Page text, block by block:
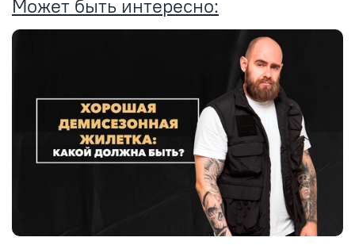
Может быть интересно: